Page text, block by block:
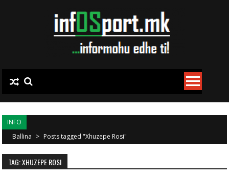
INFO
Ballina > Posts tagged "Xhuzepe Rosi"
TAG: XHUZEPE ROSI